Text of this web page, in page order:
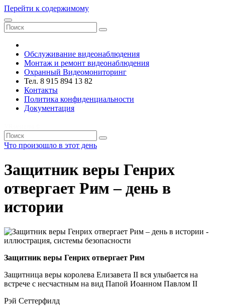
Перейти к содержимому
Обслуживание видеонаблюдения
Монтаж и ремонт видеонаблюдения
Охранный Видеомониторинг
Тел. 8 915 894 13 82
Контакты
Политика конфиденциальности
Документация
Что произошло в этот день
Защитник веры Генрих
отвергает Рим – день в
истории
Защитник веры Генрих отвергает Рим
Защитница веры королева Елизавета II вся улыбается на
встрече с несчастным на вид Папой Иоанном Павлом II
Рэй Сеттерфилд